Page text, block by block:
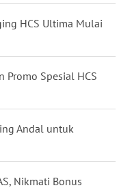
HCS Ultima Mulai
Promo Spesial HCS
Andal untuk
Nikmati Bonus